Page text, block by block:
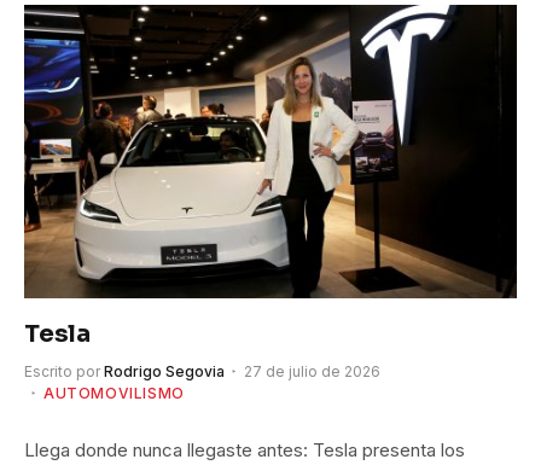
Tesla
Escrito por Rodrigo Segovia
27 de julio de 2026
AUTOMOVILISMO
Llega donde nunca llegaste antes: Tesla presenta los